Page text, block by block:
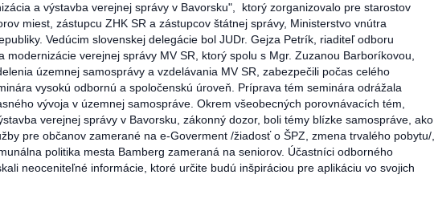
a výstavba verejnej správy v Bavorsku", ktorý zorganizovalo pre starostov
miest, zástupcu ZHK SR a zástupcov štátnej správy, Ministerstvo vnútra
Vedúcim slovenskej delegácie bol JUDr. Gejza Petrík, riaditeľ odboru
modernizácie verejnej správy MV SR, ktorý spolu s Mgr. Zuzanou Barboríkovou,
územnej samosprávy a vzdelávania MV SR, zabezpečili počas celého
vysokú odbornú a spoločenskú úroveň. Príprava tém seminára odrážala
vývoja v územnej samospráve. Okrem všeobecných porovnávacích tém,
verejnej správy v Bavorsku, zákonný dozor, boli témy blízke samospráve, ako
pre občanov zamerané na e-Goverment /žiadosť o ŠPZ, zmena trvalého pobytu/,
politika mesta Bamberg zameraná na seniorov. Účastníci odborného
neoceniteľné informácie, ktoré určite budú inšpiráciou pre aplikáciu vo svojich